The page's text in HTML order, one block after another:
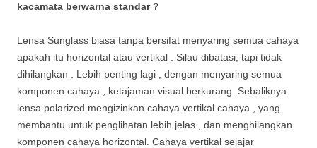
kacamata berwarna standar ?
Lensa Sunglass biasa tanpa bersifat menyaring semua cahaya
apakah itu horizontal atau vertikal . Silau dibatasi, tapi tidak
dihilangkan . Lebih penting lagi , dengan menyaring semua
komponen cahaya , ketajaman visual berkurang. Sebaliknya
lensa polarized mengizinkan cahaya vertikal cahaya , yang
membantu untuk penglihatan lebih jelas , dan menghilangkan
komponen cahaya horizontal. Cahaya vertikal sejajar